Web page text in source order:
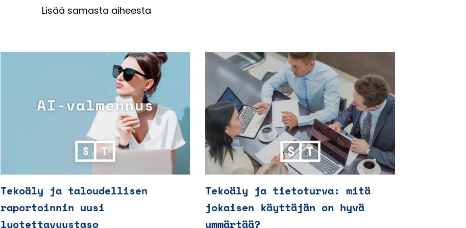
Lisää samasta aiheesta
Tekoäly ja taloudellisen
raportoinnin uusi
luotettavuustaso
Tekoäly ja tietoturva: mitä
jokaisen käyttäjän on hyvä
ymmärtää?